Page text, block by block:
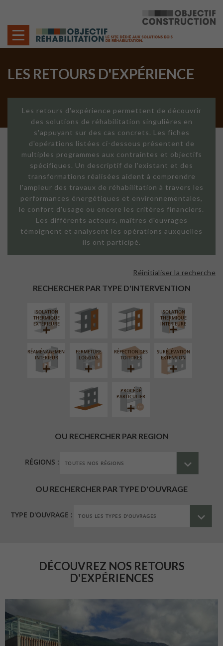
LES RETOURS D'EXPÉRIENCE
Les retours d'expérience permettent de découvrir
des solutions de réhabilitation singulières en
s'appuyant sur des cas concrets. Les fiches
d'opérations listées ci-dessous présentent de
multiples programmes aux contraintes et objectifs
spécifiques. Un descriptif de l'existant et des
transformations réalisées aident à comprendre
l'ampleur des travaux de réhabilitation à travers les
performances énergétiques et environnementales,
le confort d'usage ou encore les critères financiers.
Les différents acteurs, maîtres d'ouvrages
témoignent et analysent les opérations auxquelles
ils ont participé.
RECHERCHER PAR TYPE D'INTERVENTION
Réinitialiser la recherche
ISOLATION
THERMIQUE
EXTÉRIEURE
FAÇADE SUR
LINÉAIRE
ISOLATION
THERMIQUE
INTÉRIEURE
RÉAMÉNAGEMENT
INTÉRIEUR
FERMETURE
LOGGIAS
RÉFECTION DES
TOITURES
SURÉLÉVATION
EXTENSION
AMÉNAGEMENT
EXTÉRIEUR
PROCÉDÉ
PARTICULIER
OU RECHERCHER PAR REGION
RÉGIONS :
OU RECHERCHER PAR TYPE D'OUVRAGE
TYPE D'OUVRAGE :
DÉCOUVREZ NOS RETOURS
D'EXPÉRIENCES